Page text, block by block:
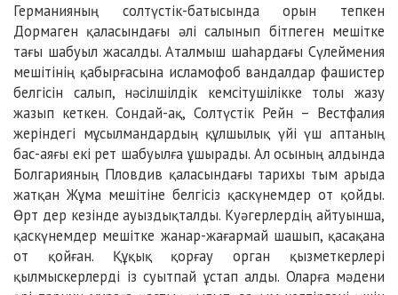
Германияның солтүстік-батысында орын тепкен
Дормаген қаласындағы әлі салынып бітпеген мешітке
тағы шабуыл жасалды. Аталмыш шаһардағы Сүлеймения
мешітінің қабырғасына исламофоб вандалдар фашистер
белгісін салып, нәсілшілдік кемсітушілікке толы жазу
жазып кеткен. Сондай-ақ, Солтүстік Рейн – Вестфалия
жеріндегі мұсылмандардың құлшылық үйі үш аптаның
бас-аяғы екі рет шабуылға ұшырады. Ал осының алдында
Болгарияның Пловдив қаласындағы тарихы тым арыда
жатқан Жұма мешітіне белгісіз қаскүнемдер от қойды.
Өрт дер кезінде ауыздықталды. Куәгерлердің айтуынша,
қаскүнемдер мешітке жанар-жағармай шашып, қасақана
от қойған. Құқық қорғау орган қызметкерлері
қылмыскерлерді із суытпай ұстап алды. Оларға мәдени